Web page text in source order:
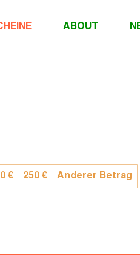
ABOUT
€ 250 € Anderer Betrag